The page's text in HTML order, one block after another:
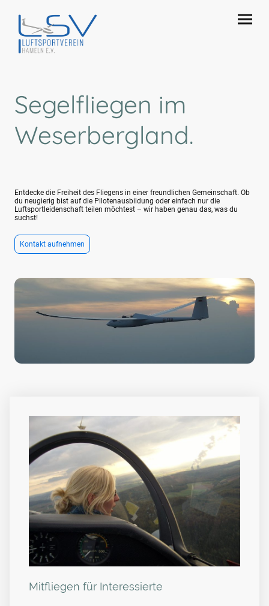
Segelfliegen im
Weserbergland.
Entdecke die Freiheit des Fliegens in einer freundlichen Gemeinschaft. Ob
du neugierig bist auf die Pilotenausbildung oder einfach nur die
Luftsportleidenschaft teilen möchtest – wir haben genau das, was du
suchst!
Kontakt aufnehmen
Mitfliegen für Interessierte